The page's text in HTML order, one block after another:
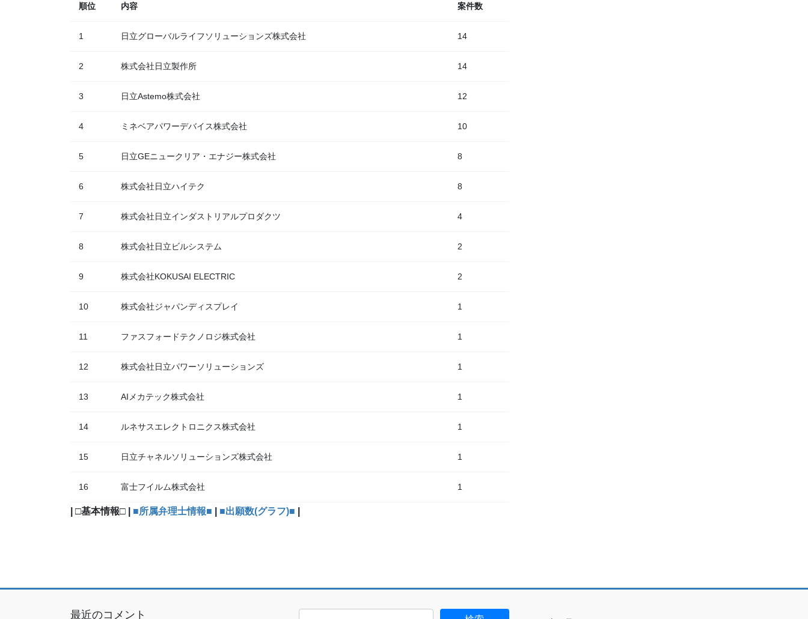
順位 内容 案件数
1 日立グローバルライフソリューションズ株式会社 14
2 株式会社日立製作所 14
3 日立Astemo株式会社 12
4 ミネベアパワーデバイス株式会社 10
5 日立GEニュークリア・エナジー株式会社 8
6 株式会社日立ハイテク 8
7 株式会社日立インダストリアルプロダクツ 4
8 株式会社日立ビルシステム 2
9 株式会社KOKUSAI ELECTRIC 2
10 株式会社ジャパンディスプレイ 1
11 ファスフォードテクノロジ株式会社 1
12 株式会社日立パワーソリューションズ 1
13 AIメカテック株式会社 1
14 ルネサスエレクトロニクス株式会社 1
15 日立チャネルソリューションズ株式会社 1
16 富士フイルム株式会社 1
| □基本情報□ | ■所属弁理士情報■ ■出願数(グラフ)■
最近のコメント